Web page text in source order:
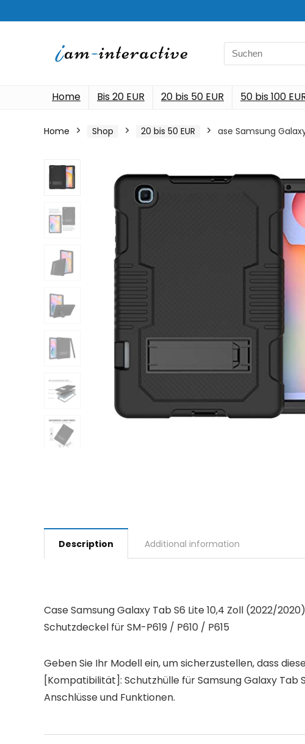
Search
for:
Home Bis 20 EUR 20 bis 50 EUR 50 bis 100
Home Shop 20 bis 50 EUR ase Samsung
Description Additional information
Case Samsung Galaxy Tab S6 Lite 10,4 Zoll (2022/
Schutzdeckel für SM-P619 / P610 / P615
Geben Sie Ihr Modell ein, um sicherzustellen, dass
[Kompatibilität]: Schutzhülle für Samsung Galaxy Tab
Anschlüsse und Funktionen.